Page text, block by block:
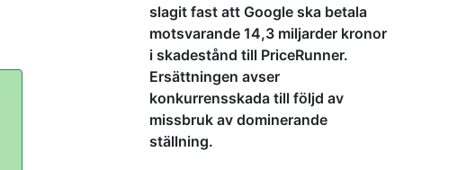
slagit fast att Google ska betala
motsvarande 14,3 miljarder kronor
i skadestånd till PriceRunner.
Ersättningen avser
konkurrensskada till följd av
missbruk av dominerande
ställning.